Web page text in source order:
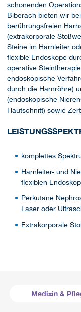
schonenden
Biberach bieten wir
berührungsfreien
(extrakorporale
Steine im Harnleiter
flexible Endoskope
operative
endoskopische
durch die Harnröhre)
(endoskopische
Hautschnitt) sowie
komplettes
Harnleiter- und
flexiblen
Perkutane
Laser oder
Extrakorporale
Medizin &